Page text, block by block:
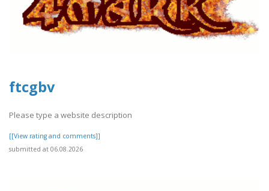
ftcgbv
Please type a website description
[[View rating and comments]]
submitted at 06.08.2026